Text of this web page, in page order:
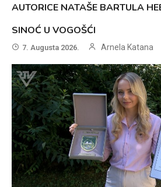
AUTORICE NATAŠE BARTULA
SINOĆ U VOGOŠĆI
7. Augusta 2026. Arnela Katana